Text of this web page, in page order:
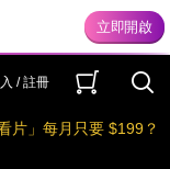
/ 註冊
片」每月只要 $199？